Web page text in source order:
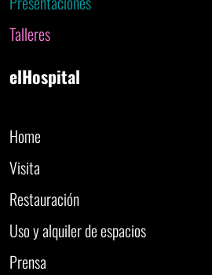
Talleres
elHospital
Home
Visita
Restauración
Uso y alquiler de espacios
Prensa